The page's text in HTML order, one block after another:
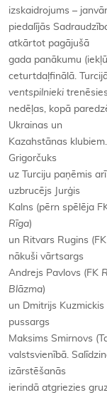
izskaidrojums –
piedalījās
atkārtot pagājušā
gada panākumu
ceturtdaļfinālā.
ventspilnieki
nedēļas, kopā
Ukrainas un
Kazahstānas
Grigorčuks
uz Turciju paņēmis
uzbrucējs Jurģis
Kalns (pērn spēlēja
Rīga)
un Ritvars Rugins (FK
nākuši vārtsargs
Andrejs Pavlovs (FK
Blāzma)
un Dmitrijs Kuzmickis
pussargs
Maksims Smirnovs
valstsvienībā.
izārstēšanās
ierindā atgriezies